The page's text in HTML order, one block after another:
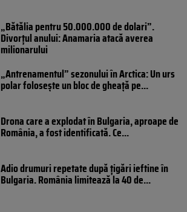
„Bătălia pentru 50.000.000 de dolari”.
Divorțul anului: Anamaria atacă averea
milionarului
„Antrenamentul” sezonului în Arctica: Un urs
polar folosește un bloc de gheață pe...
Drona care a explodat în Bulgaria, aproape de
România, a fost identificată. Ce...
Adio drumuri repetate după țigări ieftine în
Bulgaria. România limitează la 40 de...